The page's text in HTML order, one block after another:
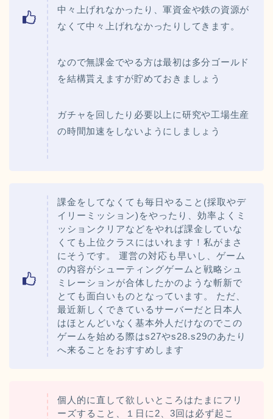
中々上げれなかったり、軍資金や鉄の資源が
なくて中々上げれなかったりしてきます。
なので無課金でやる方は最初は多分ゴールド
を結構貰えますが貯めておきましょう
ガチャを回したり必要以上に研究や工場生産
の時間加速をしないようにしましょう
課金をしてなくても毎日やること(採取やデ
イリーミッション)をやったり、効率よくミ
ッションクリアなどをやれば課金していな
くても上位クラスにはいれます！私がまさ
にそうです。 運営の対応も早いし、ゲーム
の内容がシューティングゲームと戦略シュ
ミレーションが合体したかのような斬新で
とても面白いものとなっています。 ただ、
最近新しくできているサーバーだと日本人
はほとんどいなく基本外人だけなのでこの
ゲームを始める際はs27やs28.s29のあたり
へ来ることをおすすめします
個人的に直して欲しいところはたまにフリ
ーズすること、１日に2、3回は必ず起こ